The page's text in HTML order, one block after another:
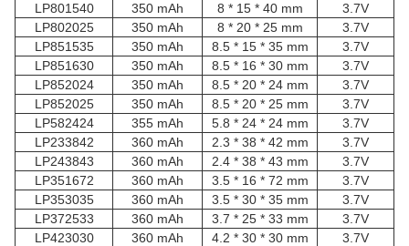
LP801540
350 mAh 8 * 15 * 40 mm
3.7V
LP802025
350 mAh 8 * 20 * 25 mm
3.7V
LP851535
350 mAh 8.5 * 15 * 35 mm
3.7V
LP851630
350 mAh 8.5 * 16 * 30 mm
3.7V
LP852024
350 mAh 8.5 * 20 * 24 mm
3.7V
LP852025
350 mAh 8.5 * 20 * 25 mm
3.7V
LP582424
355 mAh 5.8 * 24 * 24 mm
3.7V
LP233842
360 mAh 2.3 * 38 * 42 mm
3.7V
LP243843
360 mAh 2.4 * 38 * 43 mm
3.7V
LP351672
360 mAh 3.5 * 16 * 72 mm
3.7V
LP353035
360 mAh 3.5 * 30 * 35 mm
3.7V
LP372533
360 mAh 3.7 * 25 * 33 mm
3.7V
LP423030
360 mAh 4.2 * 30 * 30 mm
3.7V